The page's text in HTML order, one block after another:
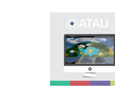
Primary purpose
onomastic
base is unification
onomastic names
means of collection
information on
of streets,
centers,